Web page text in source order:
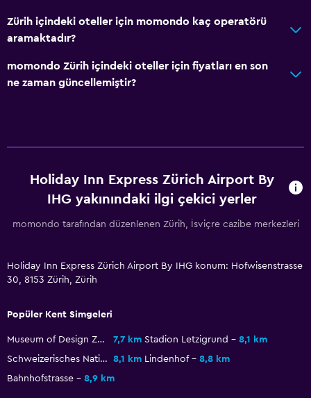
Şehir manzaralı
Hizmetler ve kolaylıklar
Emanet kasası
Yerinde döviz alım satım
Toplantı/Resmi Yemek
24 saat resepsiyon
Zürih içindeki oteller için momondo kaç operatörü
aramaktadır?
momondo Zürih içindeki oteller için fiyatları en son
ne zaman güncellemiştir?
Holiday Inn Express Zürich Airport By
IHG yakınındaki ilgi çekici yerler
momondo tarafından düzenlenen Zürih, İsviçre cazibe merkezleri
Holiday Inn Express Zürich Airport By IHG konum: Hofwisenstrasse
30, 8153 Zürih, Zürih
Popüler Kent Simgeleri
Museum of Design Zurich 7,7 km Stadion Letzigrund
8,1 km
Schweizerisches Nationalmuseum
8,1 km Lindenhof
8,8 km
Bahnhofstrasse
8,9 km